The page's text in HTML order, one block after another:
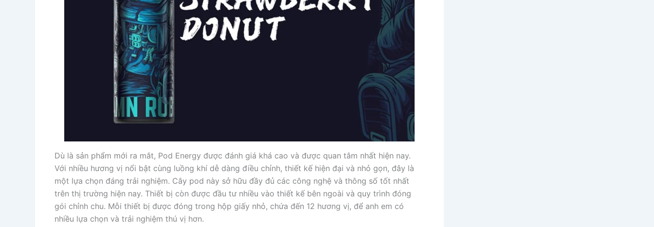
Dù là sản phẩm mới ra mắt, Pod Energy được đánh giá khá cao và được quan tâm nhất hiện nay.
Với nhiều hương vị nổi bật cùng luồng khí dễ dàng điều chỉnh, thiết kế hiện đại và nhỏ gọn, đây là
một lựa chọn đáng trải nghiệm. Cây pod này sở hữu đầy đủ các công nghệ và thông số tốt nhất
trên thị trường hiện nay. Thiết bị còn được đầu tư nhiều vào thiết kế bên ngoài và quy trình đóng
gói chỉnh chu. Mỗi thiết bị được đóng trong hộp giấy nhỏ, chứa đến 12 hương vị, để anh em có
nhiều lựa chọn và trải nghiệm thú vị hơn.